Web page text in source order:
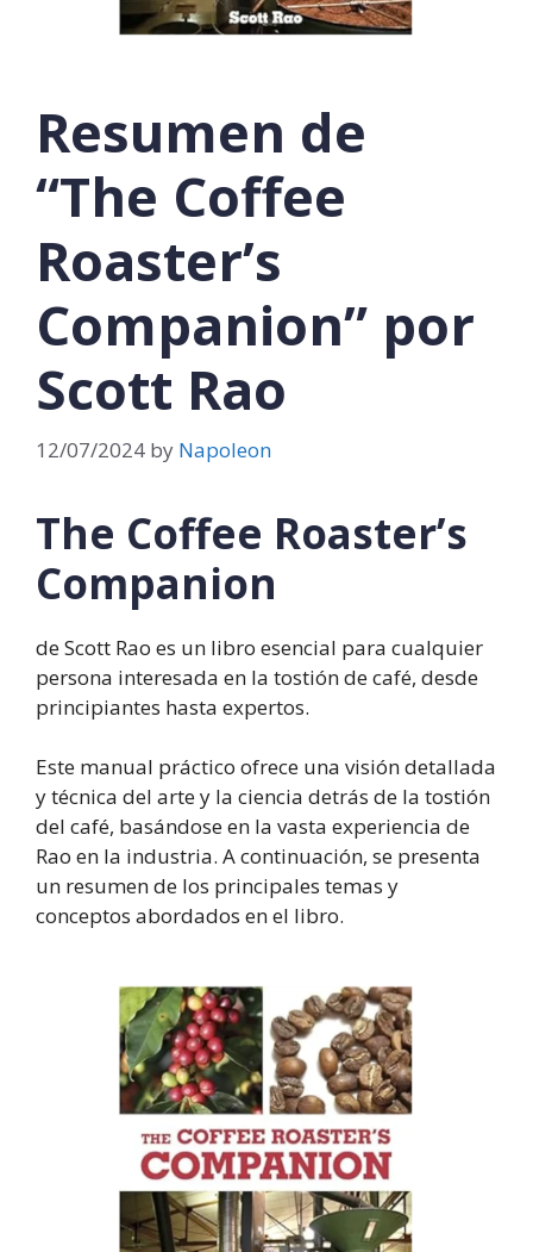
Resumen de
“The Coffee
Roaster’s
Companion” por
Scott Rao
12/07/2024 by Napoleon
The Coffee Roaster’s
Companion
de Scott Rao es un libro esencial para cualquier
persona interesada en la tostión de café, desde
principiantes hasta expertos.
Este manual práctico ofrece una visión detallada
y técnica del arte y la ciencia detrás de la tostión
del café, basándose en la vasta experiencia de
Rao en la industria. A continuación, se presenta
un resumen de los principales temas y
conceptos abordados en el libro.